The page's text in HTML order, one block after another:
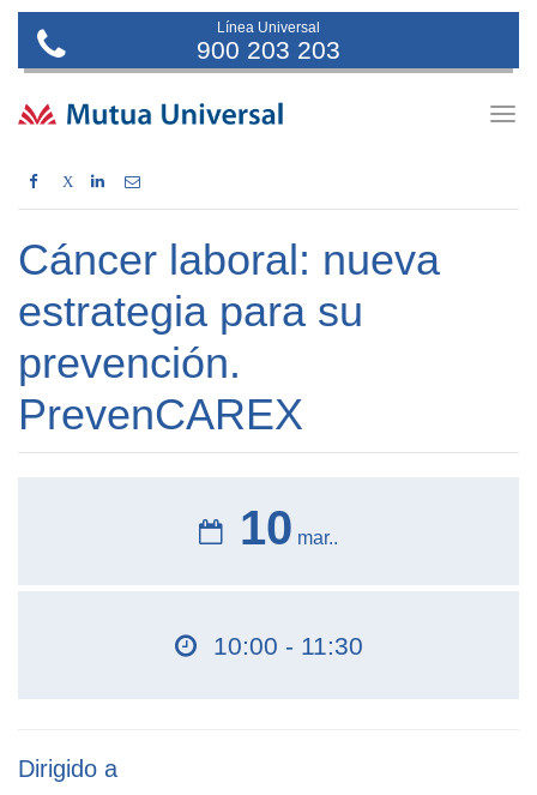
Línea Universal
900 203 203
X
Cáncer laboral: nueva
estrategia para su
prevención.
PrevenCAREX
10 mar..
10:00 - 11:30
Dirigido a